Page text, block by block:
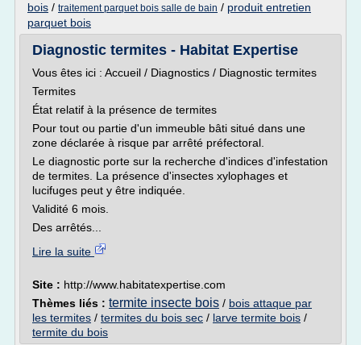
bois / traitement parquet bois salle de bain / produit entretien
parquet bois
Diagnostic termites - Habitat Expertise
Vous êtes ici : Accueil / Diagnostics / Diagnostic termites
Termites
État relatif à la présence de termites
Pour tout ou partie d'un immeuble bâti situé dans une
zone déclarée à risque par arrêté préfectoral.
Le diagnostic porte sur la recherche d'indices d'infestation
de termites. La présence d'insectes xylophages et
lucifuges peut y être indiquée.
Validité 6 mois.
Des arrêtés...
Lire la suite
Site : http://www.habitatexpertise.com
Thèmes liés : termite insecte bois / bois attaque par
les termites / termites du bois sec / larve termite bois /
termite du bois